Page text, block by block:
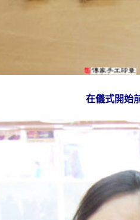
在儀式開始